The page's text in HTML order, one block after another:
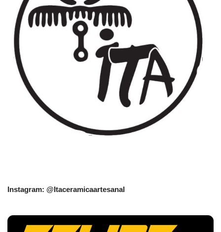
Instagram: @Itaceramicaartesanal